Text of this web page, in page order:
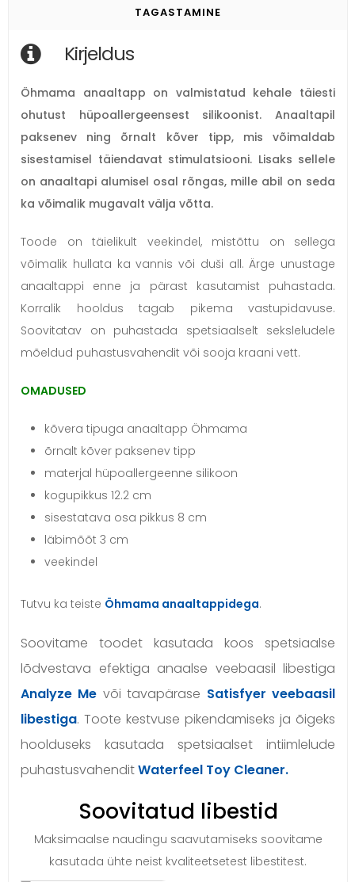
TAGASTAMINE
Kirjeldus
Öhmama anaaltapp on valmistatud kehale täiesti
ohutust hüpoallergeensest silikoonist. Anaaltapil
paksenev ning õrnalt kõver tipp, mis võimaldab
sisestamisel täiendavat stimulatsiooni. Lisaks sellele
on anaaltapi alumisel osal rõngas, mille abil on seda
ka võimalik mugavalt välja võtta.
Toode on täielikult veekindel, mistõttu on sellega
võimalik hullata ka vannis või duši all. Ärge unustage
anaaltappi enne ja pärast kasutamist puhastada.
Korralik hooldus tagab pikema vastupidavuse.
Soovitatav on puhastada spetsiaalselt seksleludele
mõeldud puhastusvahendit või sooja kraani vett.
OMADUSED
kõvera tipuga anaaltapp Öhmama
õrnalt kõver paksenev tipp
materjal hüpoallergeenne silikoon
kogupikkus 12.2 cm
sisestatava osa pikkus 8 cm
läbimõõt 3 cm
veekindel
Tutvu ka teiste Öhmama anaaltappidega.
Soovitame toodet kasutada koos spetsiaalse
lõdvestava efektiga anaalse veebaasil libestiga
Analyze Me või tavapärase Satisfyer veebaasil
libestiga. Toote kestvuse pikendamiseks ja õigeks
hoolduseks kasutada spetsiaalset intiimlelude
puhastusvahenditWaterfeel Toy Cleaner.
Soovitatud libestid
Maksimaalse naudingu saavutamiseks soovitame
kasutada ühte neist kvaliteetsetest libestitest.